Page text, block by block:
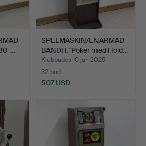
…
SPELMASKIN/ENARMAD
BANDIT, "Poker med Hold…
Klubbades 10 jan 2025
32 bud
507 USD